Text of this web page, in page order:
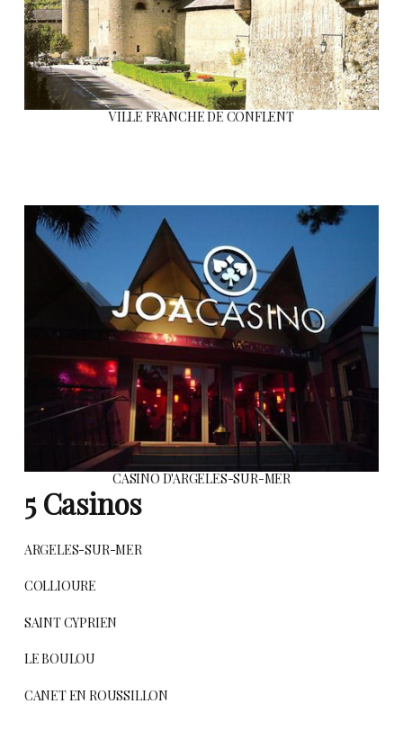
VILLE FRANCHE DE CONFLENT
CASINO D'ARGELES-SUR-MER
5 Casinos
ARGELES-SUR-MER
COLLIOURE
SAINT CYPRIEN
LE BOULOU
CANET EN ROUSSILLON